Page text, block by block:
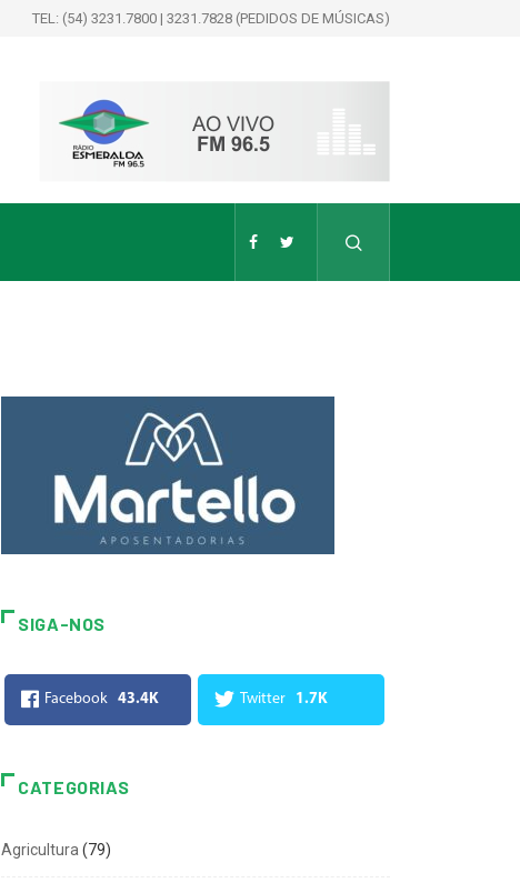
TEL: (54) 3231.7800 | 3231.7828 (PEDIDOS DE MÚSICAS)
SIGA-NOS
Facebook 43.4K Twitter 1.7K
CATEGORIAS
Agricultura (79)